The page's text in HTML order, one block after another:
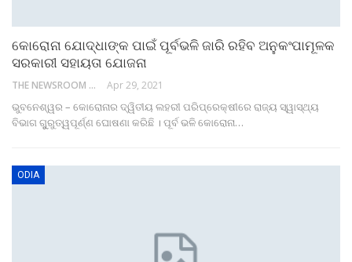
କୋରୋନା ଯୋଦ୍ଧାଙ୍କ ପାଇଁ ପୂର୍ବଭଳି ଜାରି ରହିବ ଅନୁକଂପାମୂଳକ
ସରକାରୀ ସହାୟତା ଯୋଜନା
THE NEWSROOM NETWORK Apr 29, 2021
ଭୁବନେଶ୍ୱର – କୋରୋନାର ଦ୍ୱିତୀୟ ଲହରୀ ପରିପ୍ରେକ୍ଷୀରେ ରାଜ୍ୟ ସ୍ୱାସ୍ଥ୍ୟ
ବିଭାଗ ଗୁୁରୁତ୍ୱପୂର୍ଣ୍ଣ ଘୋଷଣା କରିଛି । ପୂର୍ବ ଭଳି କୋରୋନା…
ODIA